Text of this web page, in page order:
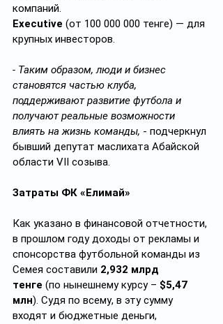
компаний.
Executive (от 100 000 000 тенге) — для
крупных инвесторов.
- Таким образом, люди и бизнес
становятся частью клуба,
поддерживают развитие футбола и
получают реальные возможности
влиять на жизнь команды, - подчеркнул
бывший депутат маслихата Абайской
области VII созыва.
Затраты ФК «Елимай»
Как указано в финансовой отчетности,
в прошлом году доходы от рекламы и
спонсорства футбольной команды из
Семея составили 2,932 млрд
тенге (по нынешнему курсу – $5,47
млн). Судя по всему, в эту сумму
входят и бюджетные деньги,